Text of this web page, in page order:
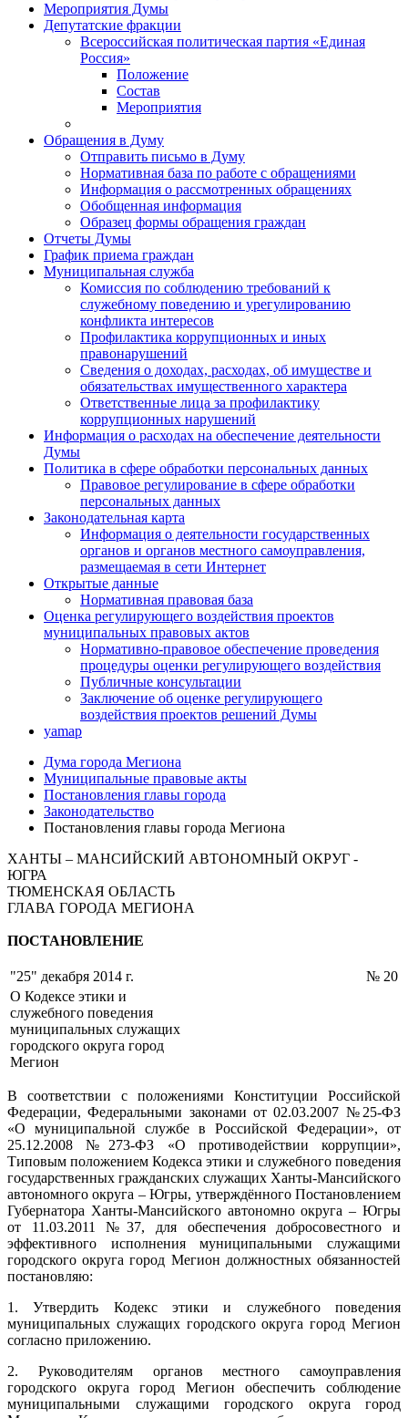
Мероприятия Думы
Депутатские фракции
Всероссийская политическая партия «Единая
Россия»
Положение
Состав
Мероприятия
Обращения в Думу
Отправить письмо в Думу
Нормативная база по работе с обращениями
Информация о рассмотренных обращениях
Обобщенная информация
Образец формы обращения граждан
Отчеты Думы
График приема граждан
Муниципальная служба
Комиссия по соблюдению требований к
служебному поведению и урегулированию
конфликта интересов
Профилактика коррупционных и иных
правонарушений
Сведения о доходах, расходах, об имуществе и
обязательствах имущественного характера
Ответственные лица за профилактику
коррупционных нарушений
Информация о расходах на обеспечение деятельности
Думы
Политика в сфере обработки персональных данных
Правовое регулирование в сфере обработки
персональных данных
Законодательная карта
Информация о деятельности государственных
органов и органов местного самоуправления,
размещаемая в сети Интернет
Открытые данные
Нормативная правовая база
Оценка регулирующего воздействия проектов
муниципальных правовых актов
Нормативно-правовое обеспечение проведения
процедуры оценки регулирующего воздействия
Публичные консультации
Заключение об оценке регулирующего
воздействия проектов решений Думы
yamap
Дума города Мегиона
Муниципальные правовые акты
Постановления главы города
Законодательство
Постановления главы города Мегиона
ХАНТЫ – МАНСИЙСКИЙ АВТОНОМНЫЙ ОКРУГ -
ЮГРА
ТЮМЕНСКАЯ ОБЛАСТЬ
ГЛАВА ГОРОДА МЕГИОНА
ПОСТАНОВЛЕНИЕ
"25" декабря 2014 г.
№ 20
О Кодексе этики и
служебного поведения
муниципальных служащих
городского округа город
Мегион
В соответствии с положениями Конституции Российской
Федерации, Федеральными законами от 02.03.2007 №25-ФЗ
«О муниципальной службе в Российской Федерации», от
25.12.2008 №273-ФЗ «О противодействии коррупции»,
Типовым положением Кодекса этики и служебного поведения
государственных гражданских служащих Ханты-Мансийского
автономного округа – Югры, утверждённого Постановлением
Губернатора Ханты-Мансийского автономно округа – Югры
от 11.03.2011 №37, для обеспечения добросовестного и
эффективного исполнения муниципальными служащими
городского округа город Мегион должностных обязанностей
постановляю:
1. Утвердить Кодекс этики и служебного поведения
муниципальных служащих городского округа город Мегион
согласно приложению.
2. Руководителям органов местного самоуправления
городского округа город Мегион обеспечить соблюдение
муниципальными служащими городского округа город